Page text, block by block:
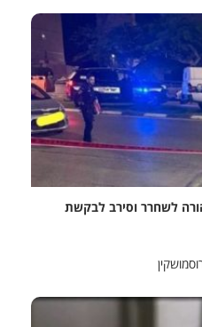
לשחרר וסירב לבקשת